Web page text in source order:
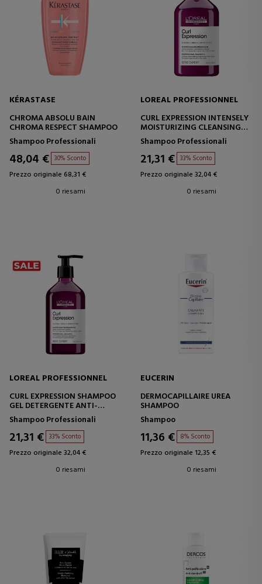
KÉRASTASE
CHROMA ABSOLU BAIN
CHROMA RESPECT SHAMPOO
Shampoo Professionali
48,04 € 30% Sconto
Prezzo originale 68,31 €
0 riesami
LOREAL PROFESSIONNEL
CURL EXPRESSION INTENSELY
MOISTURIZING CLEANSING
CREAM SHAMPOO
Shampoo Professionali
21,31 € 33% Sconto
Prezzo originale 32,04 €
0 riesami
LOREAL PROFESSIONNEL
CURL EXPRESSION SHAMPOO
GEL DETERGENTE ANTI-
ACCUMULO
Shampoo Professionali
21,31 € 33% Sconto
Prezzo originale 32,04 €
0 riesami
EUCERIN
DERMOCAPILLAIRE UREA
SHAMPOO
Shampoo
11,36 € 8% Sconto
Prezzo originale 12,35 €
0 riesami